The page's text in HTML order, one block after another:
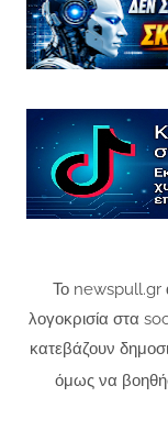
Το newspull.gr
λογοκρισία στα
κατεβάζουν
όμως να